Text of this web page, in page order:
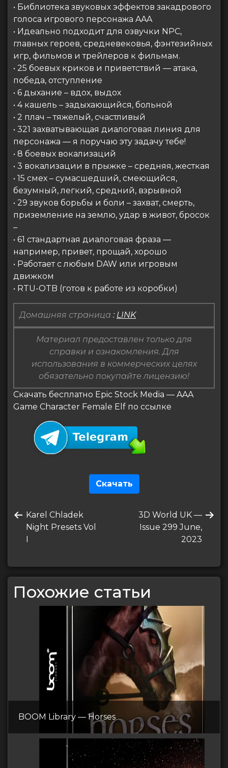
• Библиотека звуковых эффектов закадрового
голоса игрового персонажа AAA
• Идеально подходит для озвучки NPC,
главных героев, средневековья, фэнтезийных
игр, фильмов и трейлеров к фильмам.
• 25 боевых криков и приветствий — атака,
победа, отступление
• 6 дыхание – вдох, выдох
• 4 кашель – задыхающийся, больной
• 2 плач – тяжелый, счастливый
• 321 захватывающая диалоговая линия для
персонажа — я поручаю эту задачу тебе!
• 8 боевых вокализаций
• 3 вокализации в прыжке – средняя, ​​жесткая
• 15 смех – сумасшедший, смеющийся,
безумный, легкий, средний, взрывной
• 29 звуков борьбы и боли – захват, смерть,
приземление на землю, удар в живот, бросок
–
• 61 стандартная диалоговая фраза —
например, привет, прощай, хорошо
• Работает с любым DAW или игровым
движком
• RTU-OTB (готов к работе из коробки)
Домашняя страница : LINK
Материал предоставлен только для
справки и ознакомления. Для
использования в коммерческих целях
обязательно покупайте лицензию!
Скачать бесплатно Epic Stock Media — AAA
Game Character Female Elf по ссылке
Скачать
по
записям
Предыдущая
запись
Karel Chladek
Night Presets Vol
I
Следующая
запись
3D World UK —
Issue 299 June,
2023
Похожие статьи
BOOM Library — Horses